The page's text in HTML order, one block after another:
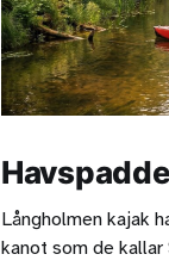
Långholmen kajak
kanot som de